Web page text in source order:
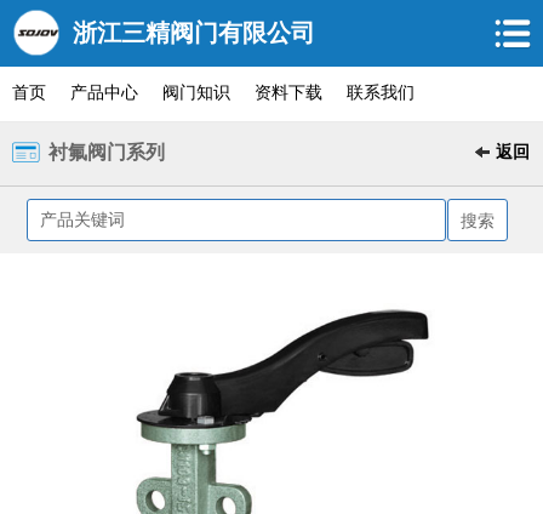
浙江三精阀门有限公司
首页 产品中心 阀门知识 资料下载 联系我们
衬氟阀门系列 返回